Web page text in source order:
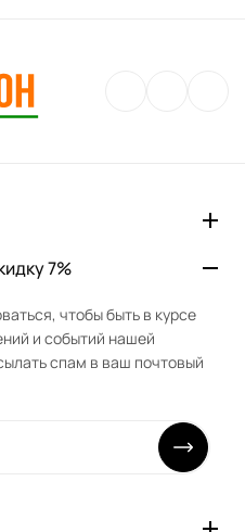
7%
чтобы быть в курсе
и событий нашей
спам в ваш почтовый